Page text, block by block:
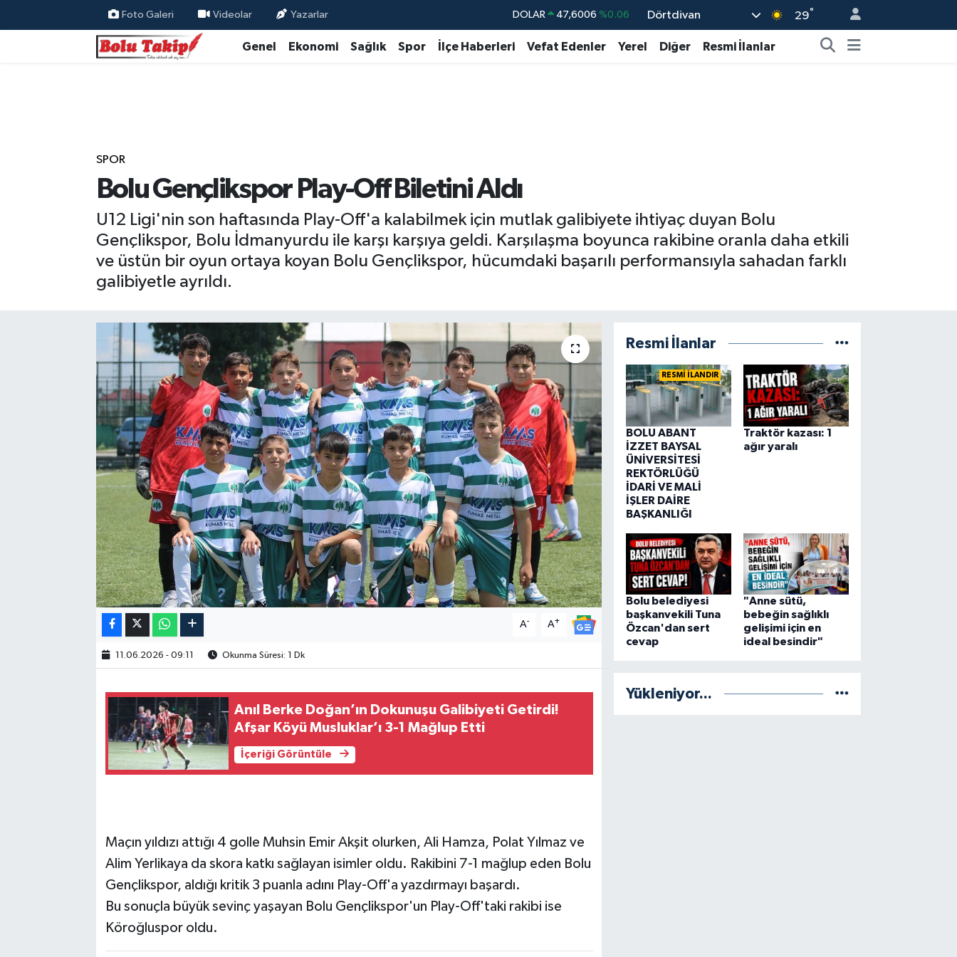
Foto Galeri Videolar Yazarlar DOLAR 47,6006 %0.06
EURO 55,0250 %0.02
Dörtdivan 29°
Genel Ekonomi Sağlık Spor İlçe Haberleri Vefat Edenler Yerel Diğer Resmi İlanlar
SPOR
Bolu Gençlikspor Play-Off Biletini Aldı
U12 Ligi'nin son haftasında Play-Off'a kalabilmek için mutlak galibiyete ihtiyaç duyan Bolu
Gençlikspor, Bolu İdmanyurdu ile karşı karşıya geldi. Karşılaşma boyunca rakibine oranla daha etkili
ve üstün bir oyun ortaya koyan Bolu Gençlikspor, hücumdaki başarılı performansıyla sahadan farklı
galibiyetle ayrıldı.
A- A+
11.06.2026 - 09:11 Okunma Süresi: 1 Dk
Anıl Berke Doğan’ın Dokunuşu Galibiyeti Getirdi!
Afşar Köyü Musluklar’ı 3-1 Mağlup Etti
İçeriği Görüntüle
Maçın yıldızı attığı 4 golle Muhsin Emir Akşit olurken, Ali Hamza, Polat Yılmaz ve
Alim Yerlikaya da skora katkı sağlayan isimler oldu. Rakibini 7-1 mağlup eden Bolu
Gençlikspor, aldığı kritik 3 puanla adını Play-Off'a yazdırmayı başardı.
Bu sonuçla büyük sevinç yaşayan Bolu Gençlikspor'un Play-Off'taki rakibi ise
Köroğluspor oldu.
Resmi İlanlar
RESMİ İLANDIR
BOLU ABANT
İZZET BAYSAL
ÜNİVERSİTESİ
REKTÖRLÜĞÜ
İDARİ VE MALİ
İŞLER DAİRE
BAŞKANLIĞI
Traktör kazası: 1
ağır yaralı
Bolu belediyesi
başkanvekili Tuna
Özcan'dan sert
cevap
"Anne sütü,
bebeğin sağlıklı
gelişimi için en
ideal besindir"
Yükleniyor...